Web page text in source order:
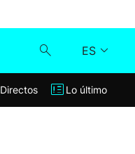
ES
Klisk
Directos Lo último